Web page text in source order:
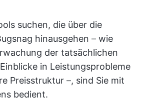
suchen, die über die
hinausgehen – wie
der tatsächlichen
in Leistungsprobleme
Preisstruktur –, sind Sie mit
bedient.